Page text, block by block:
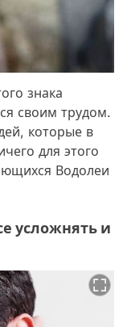
знака
своим трудом.
которые в
для этого
Водолеи
усложнять и